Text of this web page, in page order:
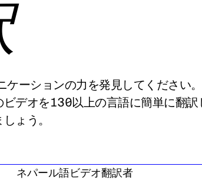
ーションの力を発見してください
デオを130以上の言語に簡単に翻訳
ょう。